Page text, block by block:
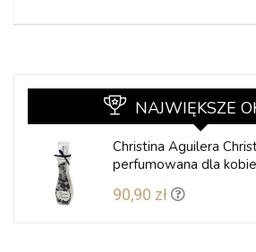
NAJWIĘKSZE
Christina Aguilera
perfumowana dla
90,90 zł